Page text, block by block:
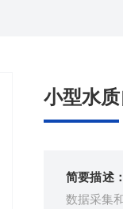
小型水
简要描述：
数据采集